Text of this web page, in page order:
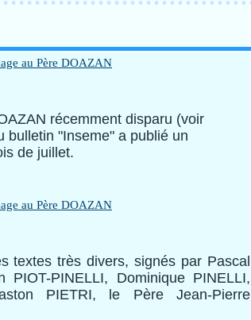
récemment disparu (voir
bulletin "Inseme" a publié un
de juillet.
textes très divers, signés par Pascal
PIOT-PINELLI, Dominique PINELLI,
PIETRI, le Père Jean-Pierre